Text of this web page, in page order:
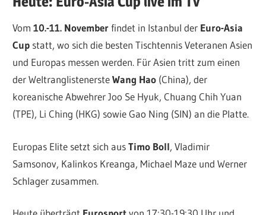
Vom10.-11. Novemberfindet in Istanbul der Euro-Asia
Cup statt, wo sich die besten Tischtennis Veteranen Asien
und Europas messen werden. Für Asien tritt zum einen
der WeltranglistenersteWang Hao (China), der
koreanische Abwehrer Joo Se Hyuk, Chuang Chih Yuan
(TPE), Li Ching (HKG) sowie Gao Ning (SIN) an die Platte.
Europas Elite setzt sich ausTimo Boll, Vladimir
Samsonov, Kalinkos Kreanga, Michael Maze und Werner
Schlager zusammen.